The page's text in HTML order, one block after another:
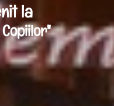
la
Copiilor"